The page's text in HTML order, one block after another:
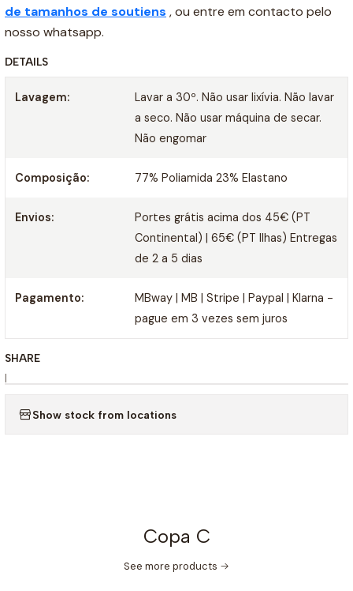
de tamanhos de soutiens , ou entre em contacto pelo
nosso whatsapp.
DETAILS
Lavagem:
Lavar a 30º. Não usar lixívia. Não lavar
a seco. Não usar máquina de secar.
Não engomar
Composição: 77% Poliamida 23% Elastano
Envios:
Portes grátis acima dos 45€ (PT
Continental) | 65€ (PT Ilhas) Entregas
de 2 a 5 dias
Pagamento:
MBway | MB | Stripe | Paypal | Klarna -
pague em 3 vezes sem juros
SHARE
|
Show stock from locations
Copa C
See more products